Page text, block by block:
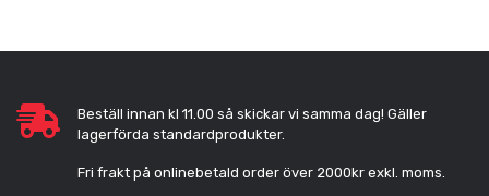
Beställ innan kl 11.00 så skickar vi samma dag! Gäller
lagerförda standardprodukter.
Fri frakt på onlinebetald order över 2000kr exkl. moms.